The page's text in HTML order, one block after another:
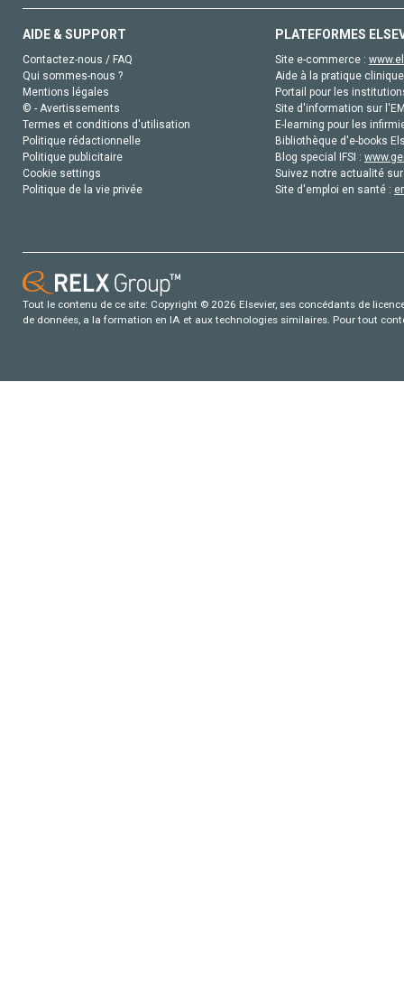
AIDE & SUPPORT
Contactez-nous / FAQ
Qui sommes-nous ?
Mentions légales
© - Avertissements
Termes et conditions d'utilisation
Politique rédactionnelle
Politique publicitaire
Cookie settings
Politique de la vie privée
PLATEFORMES
Site e-commerce :
Aide à la pratique
Portail pour les
Site d'information sur
E-learning pour les
Bibliothèque d'e-books
Blog special IFSI :
Suivez notre actualité
Site d'emploi en santé :
Tout le contenu de ce site: Copyright © 2026 Elsevier, ses concédants de
de données, a la formation en IA et aux technologies similaires. Pour tout